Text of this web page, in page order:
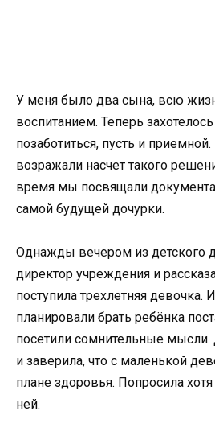
У меня было два сына, всю
воспитанием. Теперь
позаботиться, пусть и
возражали насчет такого
время мы посвящали
самой будущей дочурки.
Однажды вечером из детского
директор учреждения и
поступила трехлетняя девочка.
планировали брать ребёнка
посетили сомнительные мысли.
и заверила, что с маленькой
плане здоровья. Попросила
ней.